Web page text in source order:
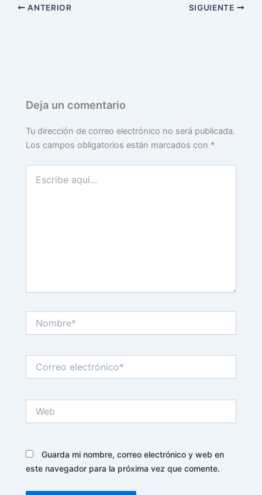
ANTERIOR SIGUIENTE
Deja un comentario
Tu dirección de correo electrónico no será publicada.
Los campos obligatorios están marcados con *
aquí...
electrónico*
Guarda mi nombre, correo electrónico y web en
este navegador para la próxima vez que comente.